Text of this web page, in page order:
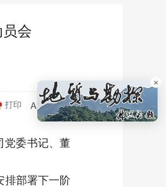
会
打印
党委书记、董
排部署下一阶
×